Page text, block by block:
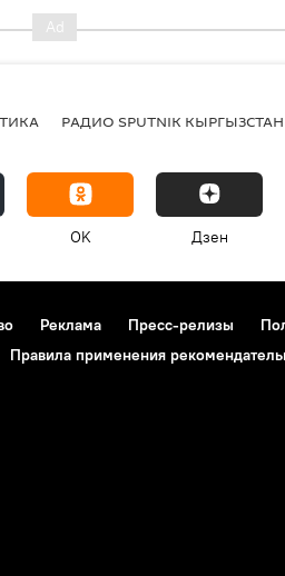
РАДИО SPUTNIK КЫРГЫЗСТАН
OK Дзен
Реклама Пресс-релизы
Правила применения